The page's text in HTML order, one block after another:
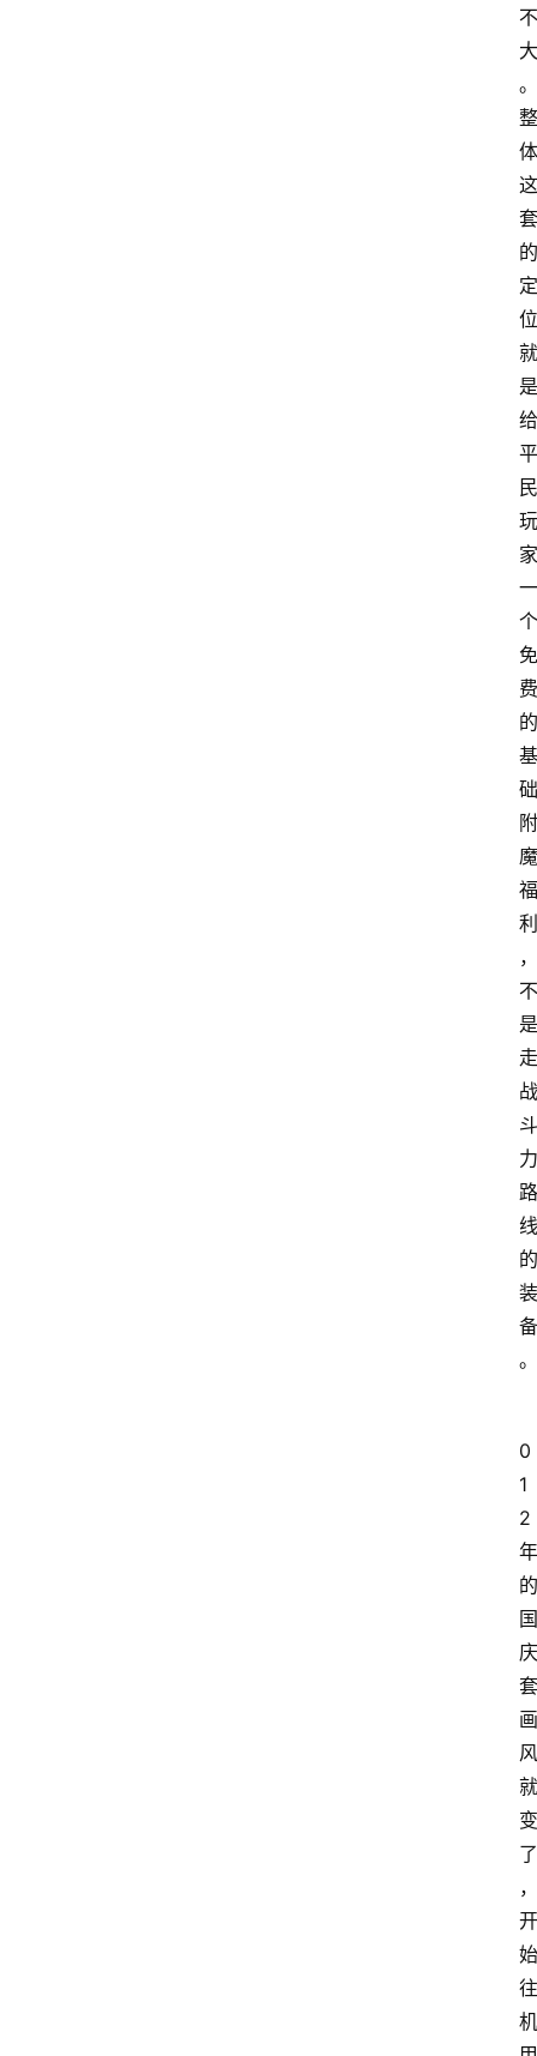
不
大
。
整
体
这
套
的
定
位
就
是
给
平
民
玩
家
一
个
免
费
的
基
础
附
魔
福
利
，
不
是
走
战
斗
力
路
线
的
装
备
。
0
1
2
年
的
国
庆
套
画
风
就
变
了
，
开
始
往
机